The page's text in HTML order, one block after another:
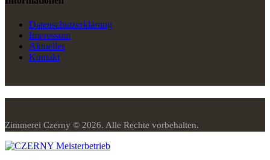
Datenschutzerklärung
Impressum
Aktuelles
Kontakt
Zimmerei Czerny © 2026. Alle Rechte vorbehalten.